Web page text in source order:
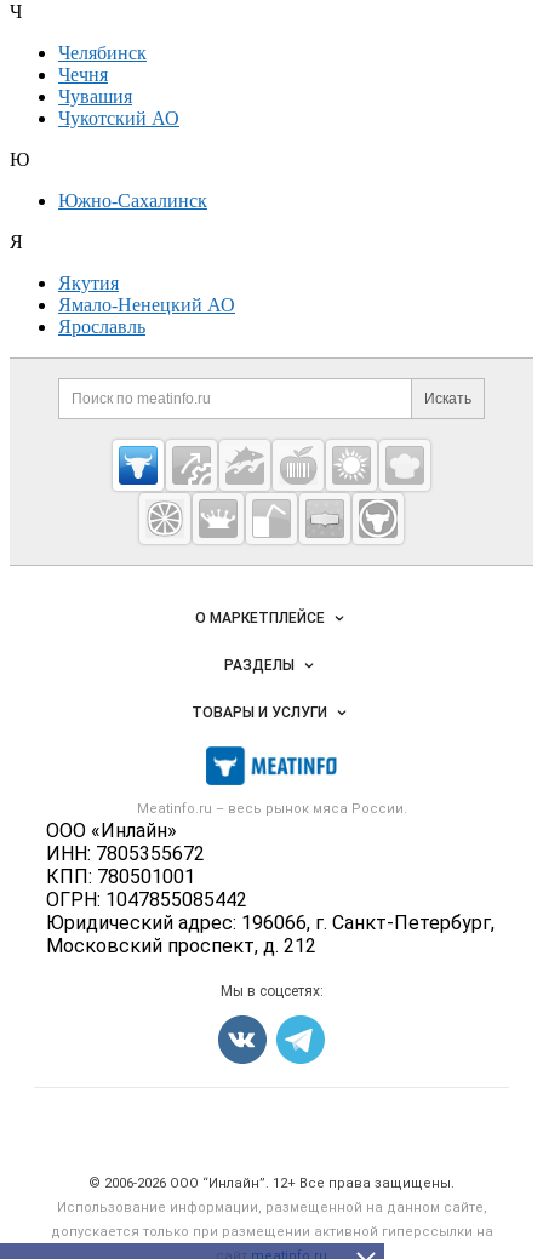
Ч
Челябинск
Чечня
Чувашия
Чукотский АО
Ю
Южно-Сахалинск
Я
Якутия
Ямало-Ненецкий АО
Ярославль
Дополнительная информация
Поиск по сайту и
Искать
Cсылки на полезные проекты
Meatinfo.ru —
мясо и
мясопродукты
Важные разделы и контакты
Meatinfo.ru – весь рынок мяса России.
ООО «Инлайн»
ИНН: 7805355672
КПП: 780501001
ОГРН: 1047855085442
Юридический адрес: 196066, г. Санкт-Петербург,
Московский проспект, д. 212
Навигация по сайтуО МАРКЕТПЛЕЙСЕ
Новости Meatinfo.ru
Размещение рекламы
Публичная оферта
Контактная информация
Политика обработки персональных данных
РАЗДЕЛЫ
Объявления
Новости рынка
Мониторинг
Вакансии
ТОВАРЫ И УСЛУГИ
Мясо, мясопродукты
Скот в живом весе
Колбасы, сосиски, деликатесы
Мясные полуфабрикаты
Мясные снеки
Яйца
Карта объявлений
Мы в соцсетях:
© 2006‑2026 ООО “Инлайн”. 12+ Все права защищены.
Использование информации, размещенной на данном сайте,
допускается только при размещении активной гиперссылки на